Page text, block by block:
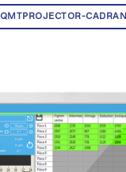
QMTPROJECTOR-CADRAN